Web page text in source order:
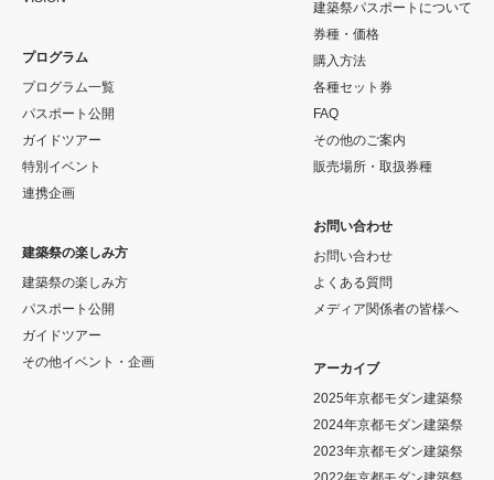
プログラム
プログラム一覧
パスポート公開
ガイドツアー
特別イベント
連携企画
建築祭の楽しみ方
建築祭の楽しみ方
パスポート公開
ガイドツアー
その他イベント・企画
建築祭パスポートについて
券種・価格
購入方法
各種セット券
FAQ
その他のご案内
販売場所・取扱券種
お問い合わせ
お問い合わせ
よくある質問
メディア関係者の皆様へ
アーカイブ
2025年京都モダン建築祭
2024年京都モダン建築祭
2023年京都モダン建築祭